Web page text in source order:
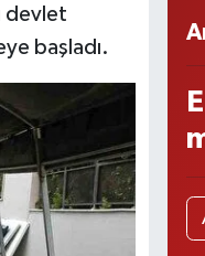
devlet
başladı.